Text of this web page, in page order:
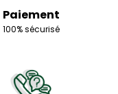
Paiement
100% sécurisé